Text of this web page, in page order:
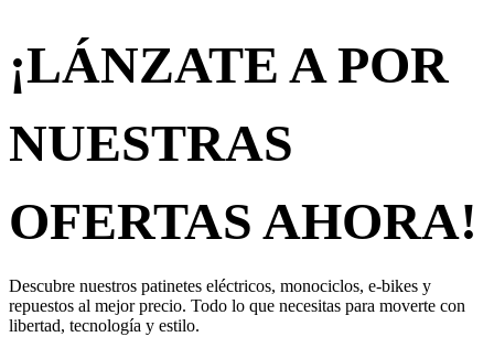
¡LÁNZATE A POR
NUESTRAS
OFERTAS AHORA!
Descubre nuestros patinetes eléctricos, monociclos, e-bikes y
repuestos al mejor precio. Todo lo que necesitas para moverte con
libertad, tecnología y estilo.